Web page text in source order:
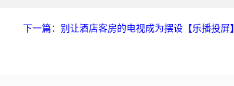
下一篇：别让酒店客房的电视成为摆设【乐播投屏】